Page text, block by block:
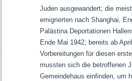
Juden ausgewandert; die
emigrierten nach Shanghai,
Palästina.Deportationen
Ende Mai 1942; bereits ab
Vorbereitungen für diesen
mussten sich die betroffenen
Gemeindehaus einfinden, um